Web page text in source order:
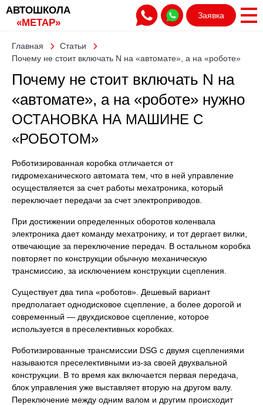
АВТОШКОЛА
«МЕТАР»
Заявка
Главная
Статьи
Почему не стоит включать N на «автомате», а на «роботе»
Почему не стоит включать N на
«автомате», а на «роботе» нужно
ОСТАНОВКА НА МАШИНЕ С
«РОБОТОМ»
Роботизированная коробка отличается от
гидромеханического автомата тем, что в ней управление
осуществляется за счет работы мехатроника, который
переключает передачи за счет электроприводов.
При достижении определенных оборотов коленвала
электроника дает команду мехатронику, и тот дергает вилки,
отвечающие за переключение передач. В остальном коробка
повторяет по конструкции обычную механическую
трансмиссию, за исключением конструкции сцепления.
Существует два типа «роботов». Дешевый вариант
предполагает однодисковое сцепление, а более дорогой и
современный — двухдисковое сцепление, которое
используется в преселективных коробках.
Роботизированные трансмиссии DSG с двумя сцеплениями
называются преселективными из-за своей двухвальной
конструкции. В то время как включается первая передача,
блок управления уже выставляет вторую на другом валу.
Переключение между одним валом и другим происходит